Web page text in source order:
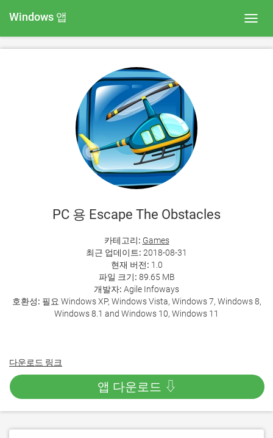
Windows 앱
PC 용 Escape The Obstacles
카테고리: Games
최근 업데이트: 2018-08-31
현재 버전: 1.0
파일 크기: 89.65 MB
개발자: Agile Infoways
호환성: 필요 Windows XP, Windows Vista, Windows 7, Windows 8,
Windows 8.1 and Windows 10, Windows 11
다운로드 링크
앱 다운로드 ⇩